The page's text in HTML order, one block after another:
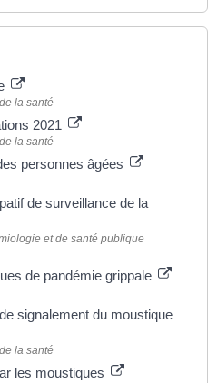
la santé
2021
la santé
personnes âgées
de surveillance de la
et de santé publique
de pandémie grippale
signalement du moustique
la santé
les moustiques